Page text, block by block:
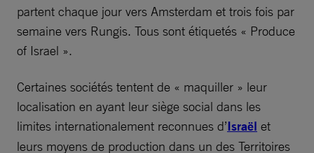
partent chaque jour vers Amsterdam et trois fois par
semaine vers Rungis. Tous sont étiquetés « Produce
of Israel ».
Certaines sociétés tentent de « maquiller » leur
localisation en ayant leur siège social dans les
limites internationalement reconnues d’Israël et
leurs moyens de production dans un des Territoires